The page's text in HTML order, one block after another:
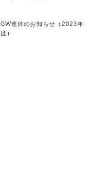
GW連休のお知らせ（2023年
度）